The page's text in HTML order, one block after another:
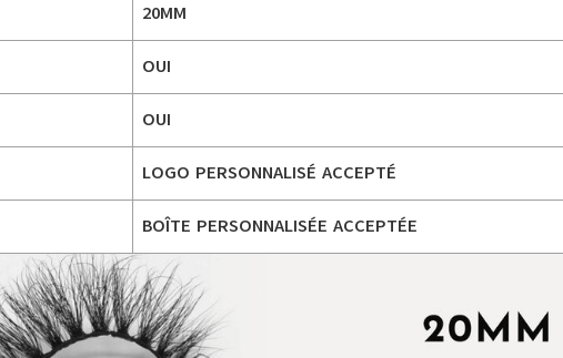
20MM
OUI
OUI
LOGO PERSONNALISÉ ACCEPTÉ
BOÎTE PERSONNALISÉE ACCEPTÉE